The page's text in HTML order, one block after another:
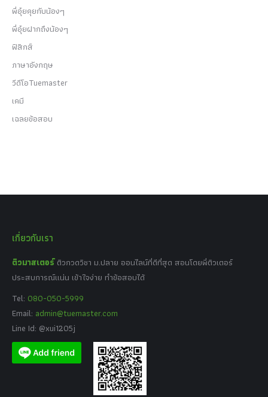
พี่อุ๋ยคุยกับน้องๆ
พี่อุ๋ยฝากถึงน้องๆ
ฟิสิกส์
ภาษาอังกฤษ
วีดีโอTuemaster
เคมี
เฉลยข้อสอบ
เกี่ยวกับเรา
ติวมาสเตอร์ ติวกวดวิชา ม.ปลาย ออนไลน์ที่ดีที่สุด สอนโดยพี่ติวเตอร์
ประสบการณ์แน่น เข้าใจง่าย ทำข้อสอบได้
Tel: 080-050-5999
Email: admin@tuemaster.com
Line Id: @xui1205j